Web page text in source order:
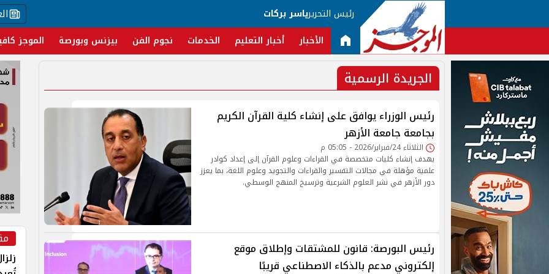
رئيس التحريرياسر بركات
الأخبار أخبار التعليم الخدمات نجوم الفن بيزنس وبورصة الموجز
الجريدة الرسمية
رئيس الوزراء يوافق على إنشاء كلية القرآن الكريم
بجامعة جامعة الأزهر
الثلاثاء 24/فبراير/2026 - 05:05 م
يهدف إنشاء كليات متخصصة في القراءات وعلوم القرآن إلى إعداد كوادر
علمية مؤهلة في مجالات التفسير والقراءات والتجويد وعلوم اللغة، بما يعزز
دور الأزهر في نشر العلوم الشرعية وترسيخ المنهج الوسطي.
رئيس البورصة: قانون للمشتقات وإطلاق موقع
إلكتروني مدعم بالذكاء الاصطناعي قريبًا